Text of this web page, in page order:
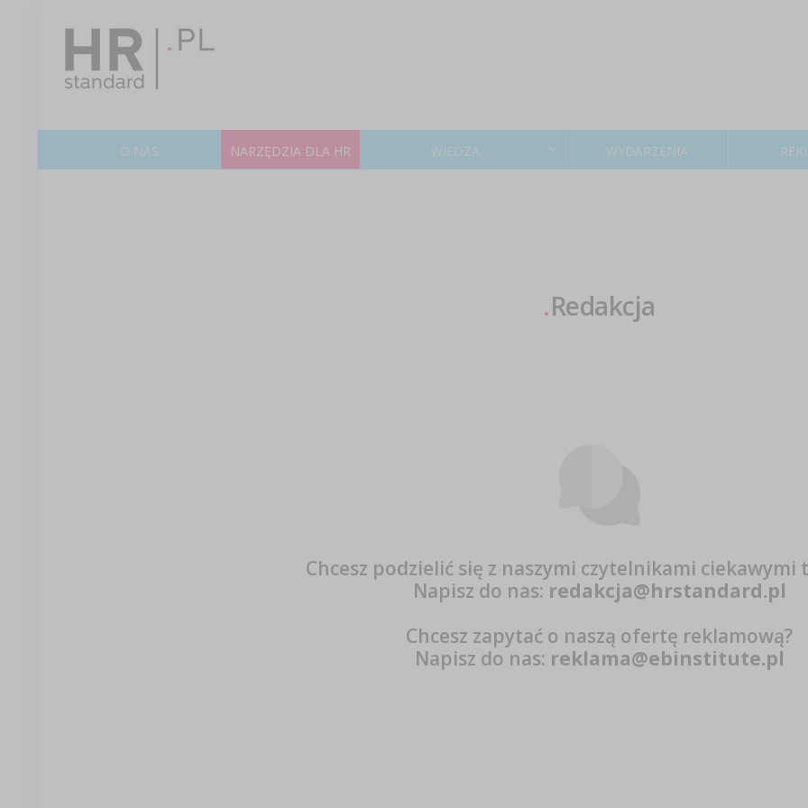
O NAS NARZĘDZIA DLA HR WIEDZA WYDARZENIA
.Redakcja
Chcesz podzielić się z naszymi czytelnikami ciekawymi
Napisz do nas: redakcja@hrstandard.pl
Chcesz zapytać o naszą ofertę reklamową?
Napisz do nas: reklama@ebinstitute.pl